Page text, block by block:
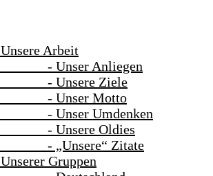
Arbeit
- Unser Anliegen
- Unsere Ziele
- Unser Motto
- Unser Umdenken
- Unsere Oldies
- „Unsere“ Zitate
Gruppen